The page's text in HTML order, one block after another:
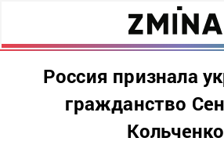
Россия признала
гражданство
Кольченко